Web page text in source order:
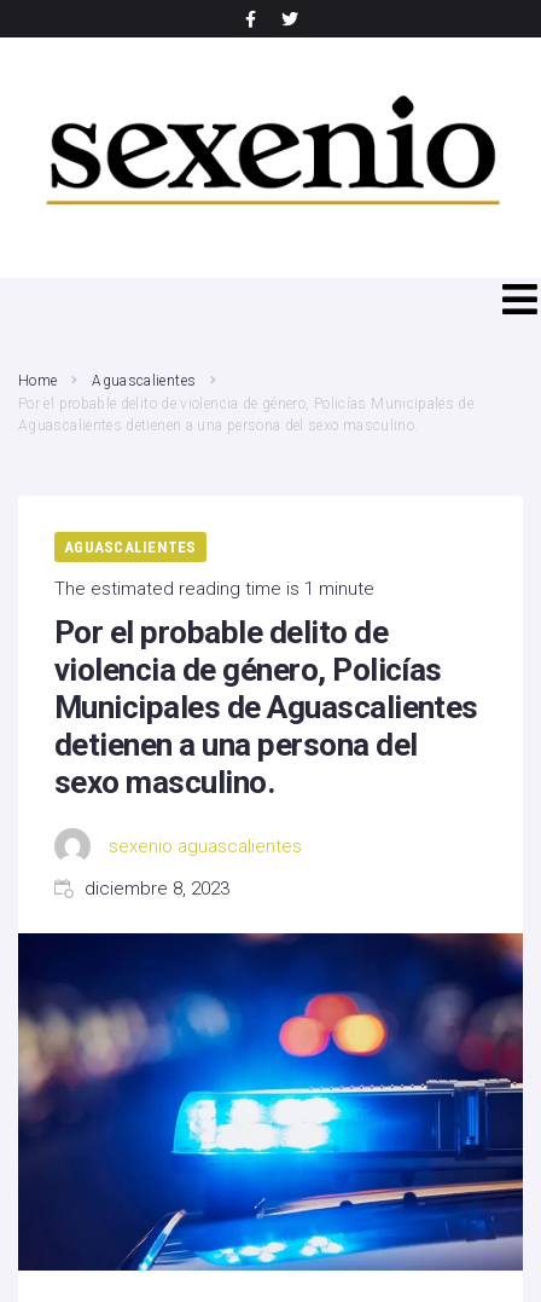
Home
Aguascalientes
Por el probable delito de violencia de género, Policías Municipales de
Aguascalientes detienen a una persona del sexo masculino.
AGUASCALIENTES
The estimated reading time is 1 minute
Por el probable delito de
violencia de género, Policías
Municipales de Aguascalientes
detienen a una persona del
sexo masculino.
sexenio aguascalientes
diciembre 8, 2023
SEARCH THIS WEBSITE